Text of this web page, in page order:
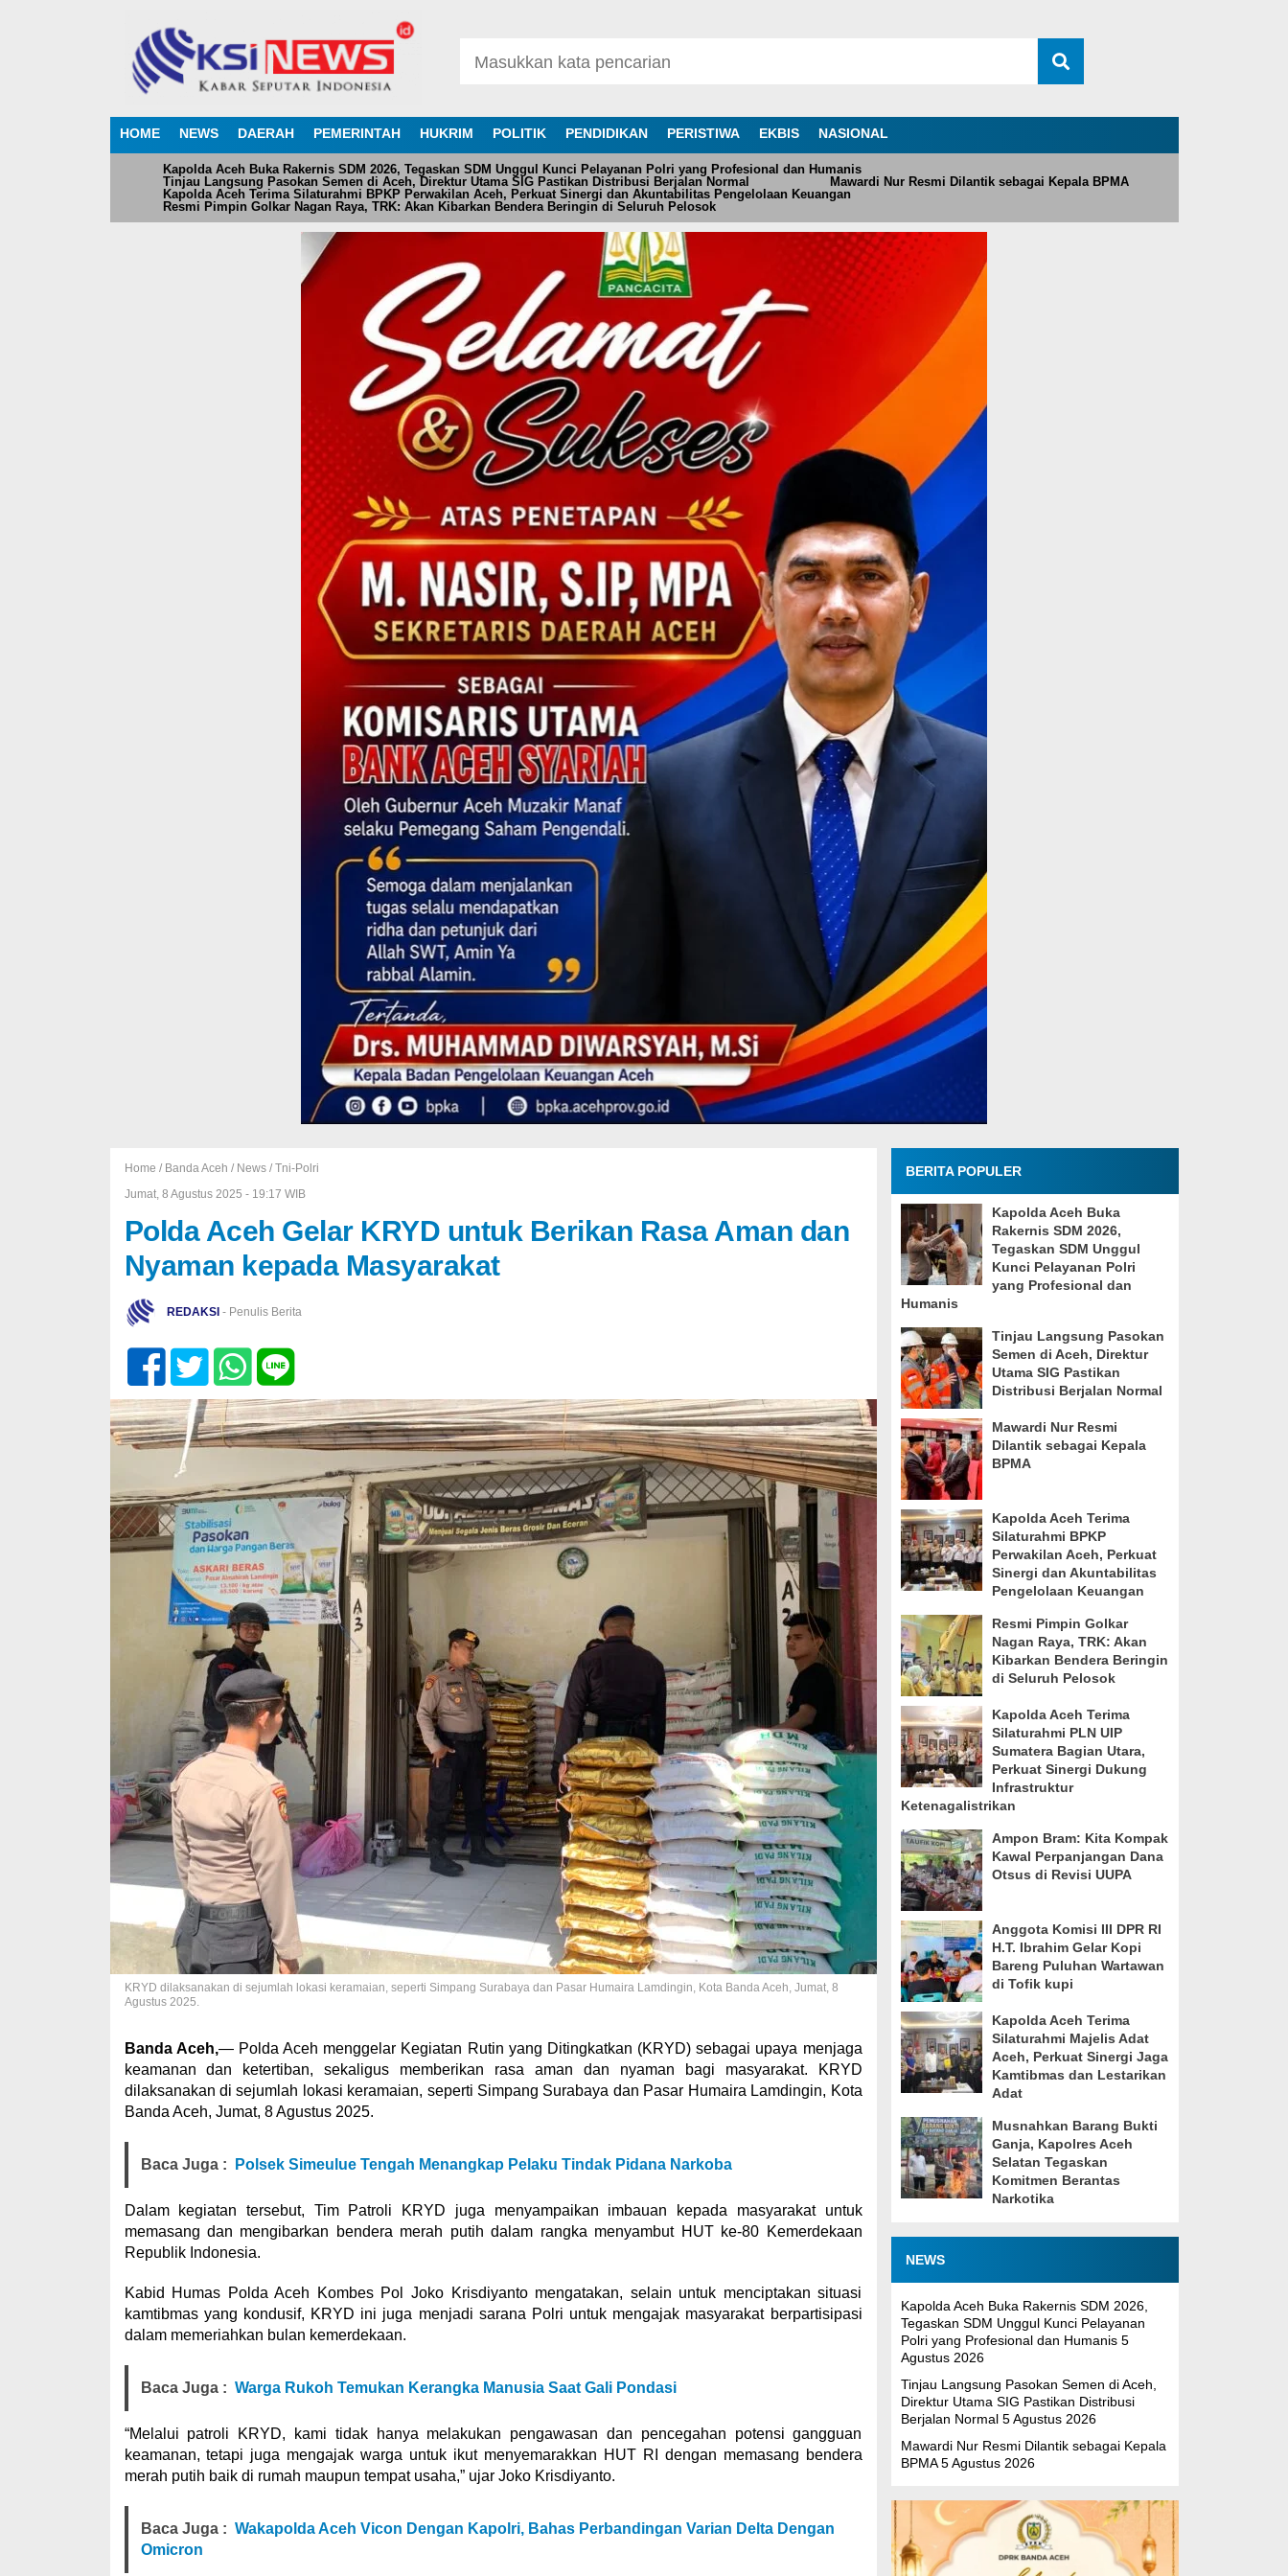
HOME NEWS DAERAH PEMERINTAH HUKRIM POLITIK PENDIDIKAN PERISTIWA EKBIS NASIONAL
Kapolda Aceh Buka Rakernis SDM 2026, Tegaskan SDM Unggul Kunci Pelayanan Polri yang Profesional dan Humanis
Tinjau Langsung Pasokan Semen di Aceh, Direktur Utama SIG Pastikan Distribusi Berjalan Normal
Mawardi Nur Resmi Dilantik sebagai Kepala BPMA
Kapolda Aceh Terima Silaturahmi BPKP Perwakilan Aceh, Perkuat Sinergi dan Akuntabilitas Pengelolaan Keuangan
Resmi Pimpin Golkar Nagan Raya, TRK: Akan Kibarkan Bendera Beringin di Seluruh Pelosok
Home / Banda Aceh / News/ Tni-Polri
Jumat, 8 Agustus 2025 - 19:17 WIB
Polda Aceh Gelar KRYD untuk Berikan Rasa Aman dan
Nyaman kepada Masyarakat
REDAKSI - Penulis Berita
KRYD dilaksanakan di sejumlah lokasi keramaian, seperti Simpang Surabaya dan Pasar Humaira Lamdingin, Kota Banda Aceh, Jumat, 8
Agustus 2025.
Banda Aceh,— Polda Aceh menggelar Kegiatan Rutin yang Ditingkatkan (KRYD) sebagai upaya menjaga
keamanan dan ketertiban, sekaligus memberikan rasa aman dan nyaman bagi masyarakat. KRYD
dilaksanakan di sejumlah lokasi keramaian, seperti Simpang Surabaya dan Pasar Humaira Lamdingin, Kota
Banda Aceh, Jumat, 8 Agustus 2025.
Baca Juga : Polsek Simeulue Tengah Menangkap Pelaku Tindak Pidana Narkoba
Dalam kegiatan tersebut, Tim Patroli KRYD juga menyampaikan imbauan kepada masyarakat untuk
memasang dan mengibarkan bendera merah putih dalam rangka menyambut HUT ke-80 Kemerdekaan
Republik Indonesia.
Kabid Humas Polda Aceh Kombes Pol Joko Krisdiyanto mengatakan, selain untuk menciptakan situasi
kamtibmas yang kondusif, KRYD ini juga menjadi sarana Polri untuk mengajak masyarakat berpartisipasi
dalam memeriahkan bulan kemerdekaan.
Baca Juga : Warga Rukoh Temukan Kerangka Manusia Saat Gali Pondasi
“Melalui patroli KRYD, kami tidak hanya melakukan pengawasan dan pencegahan potensi gangguan
keamanan, tetapi juga mengajak warga untuk ikut menyemarakkan HUT RI dengan memasang bendera
merah putih baik di rumah maupun tempat usaha,” ujar Joko Krisdiyanto.
Baca Juga : Wakapolda Aceh Vicon Dengan Kapolri, Bahas Perbandingan Varian Delta Dengan
Omicron
BERITA POPULER
Kapolda Aceh Buka
Rakernis SDM 2026,
Tegaskan SDM Unggul
Kunci Pelayanan Polri
yang Profesional dan
Humanis
Tinjau Langsung Pasokan
Semen di Aceh, Direktur
Utama SIG Pastikan
Distribusi Berjalan Normal
Mawardi Nur Resmi
Dilantik sebagai Kepala
BPMA
Kapolda Aceh Terima
Silaturahmi BPKP
Perwakilan Aceh, Perkuat
Sinergi dan Akuntabilitas
Pengelolaan Keuangan
Resmi Pimpin Golkar
Nagan Raya, TRK: Akan
Kibarkan Bendera Beringin
di Seluruh Pelosok
Kapolda Aceh Terima
Silaturahmi PLN UIP
Sumatera Bagian Utara,
Perkuat Sinergi Dukung
Infrastruktur
Ketenagalistrikan
Ampon Bram: Kita Kompak
Kawal Perpanjangan Dana
Otsus di Revisi UUPA
Anggota Komisi III DPR RI
H.T. Ibrahim Gelar Kopi
Bareng Puluhan Wartawan
di Tofik kupi
Kapolda Aceh Terima
Silaturahmi Majelis Adat
Aceh, Perkuat Sinergi Jaga
Kamtibmas dan Lestarikan
Adat
Musnahkan Barang Bukti
Ganja, Kapolres Aceh
Selatan Tegaskan
Komitmen Berantas
Narkotika
NEWS
Kapolda Aceh Buka Rakernis SDM 2026,
Tegaskan SDM Unggul Kunci Pelayanan
Polri yang Profesional dan Humanis 5
Agustus 2026
Tinjau Langsung Pasokan Semen di Aceh,
Direktur Utama SIG Pastikan Distribusi
Berjalan Normal 5 Agustus 2026
Mawardi Nur Resmi Dilantik sebagai Kepala
BPMA 5 Agustus 2026